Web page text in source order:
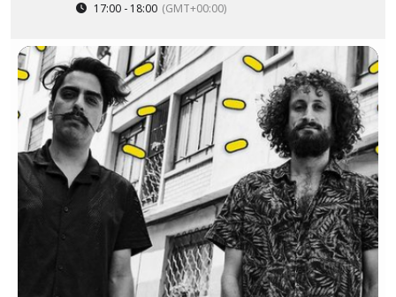
17:00 - 18:00 (GMT+00:00)